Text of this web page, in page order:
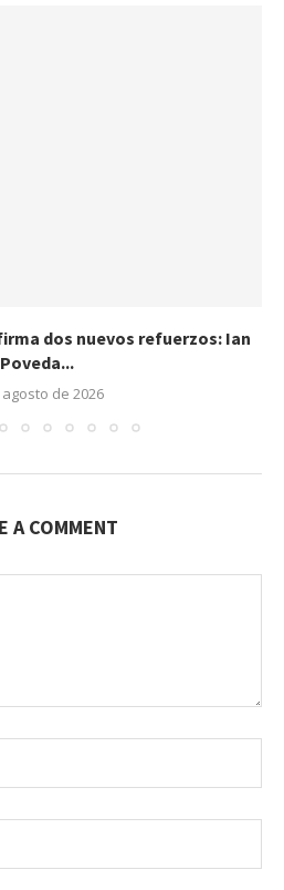
dos nuevos refuerzos: Ian
Poveda...
de 2026
A COMMENT